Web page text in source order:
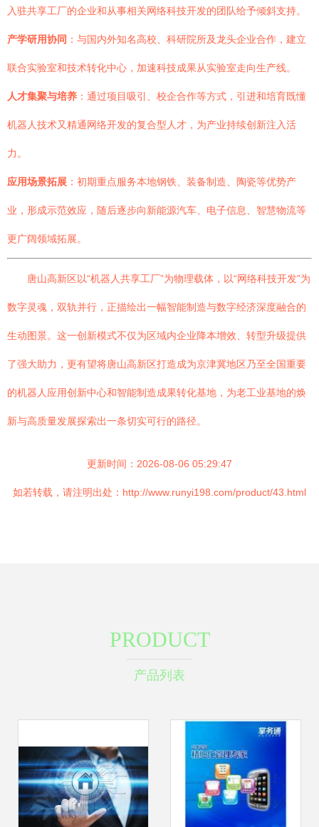
入驻共享工厂的企业和从事相关网络科技开发的团队给予倾斜支持。
产学研用协同 ：与国内外知名高校、科研院所及龙头企业合作，建立
联合实验室和技术转化中心，加速科技成果从实验室走向生产线。
人才集聚与培养 ：通过项目吸引、校企合作等方式，引进和培育既懂
机器人技术又精通网络开发的复合型人才，为产业持续创新注入活
力。
应用场景拓展 ：初期重点服务本地钢铁、装备制造、陶瓷等优势产
业，形成示范效应，随后逐步向新能源汽车、电子信息、智慧物流等
更广阔领域拓展。
唐山高新区以“机器人共享工厂”为物理载体，以“网络科技开发”为
数字灵魂，双轨并行，正描绘出一幅智能制造与数字经济深度融合的
生动图景。这一创新模式不仅为区域内企业降本增效、转型升级提供
了强大助力，更有望将唐山高新区打造成为京津冀地区乃至全国重要
的机器人应用创新中心和智能制造成果转化基地，为老工业基地的焕
新与高质量发展探索出一条切实可行的路径。
更新时间：2026-08-06 05:29:47
如若转载，请注明出处：http://www.runyi198.com/product/43.html
PRODUCT
产品列表